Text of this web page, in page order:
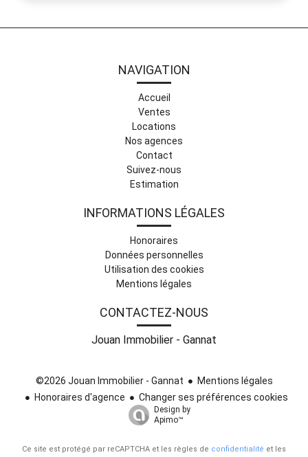
NAVIGATION
Accueil
Ventes
Locations
Nos agences
Contact
Suivez-nous
Estimation
INFORMATIONS LÉGALES
Honoraires
Données personnelles
Utilisation des cookies
Mentions légales
CONTACTEZ-NOUS
Jouan Immobilier - Gannat
©2026 Jouan Immobilier - Gannat
Mentions légales
Honoraires d'agence
Changer ses préférences cookies
Design by
Apimo™
Ce site est protégé par reCAPTCHA et les règles de confidentialité et les